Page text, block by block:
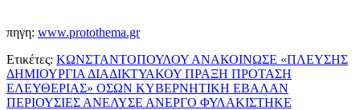
πηγη: www.protothema.gr
Ετικέτες: ΚΩΝΣΤΑΝΤΟΠΟΥΛΟΥ ΑΝΑΚΟΙΝΩΣΕ «ΠΛΕΥΣΗΣ
ΔΗΜΙΟΥΡΓΙΑ ΔΙΑΔΙΚΤΥΑΚΟΥ ΠΡΑΞΗ ΠΡΟΤΑΣΗ
ΕΛΕΥΘΕΡΙΑΣ» ΟΣΩΝ ΚΥΒΕΡΝΗΤΙΚΗ ΕΒΑΛΑΝ
ΠΕΡΙΟΥΣΙΕΣ ΑΝΕΛΥΣΕ ΑΝΕΡΓΟ ΦΥΛΑΚΙΣΤΗΚΕ